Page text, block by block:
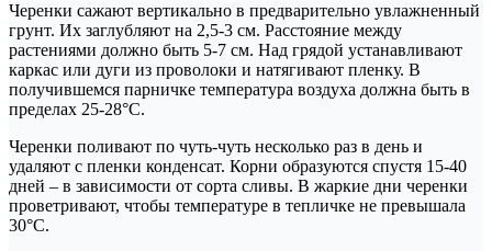
Черенки сажают вертикально в предварительно увлажненный
грунт. Их заглубляют на 2,5-3 см. Расстояние между
растениями должно быть 5-7 см. Над грядой устанавливают
каркас или дуги из проволоки и натягивают пленку. В
получившемся парничке температура воздуха должна быть в
пределах 25-28°С.
Черенки поливают по чуть-чуть несколько раз в день и
удаляют с пленки конденсат. Корни образуются спустя 15-40
дней – в зависимости от сорта сливы. В жаркие дни черенки
проветривают, чтобы температуре в тепличке не превышала
30°С.